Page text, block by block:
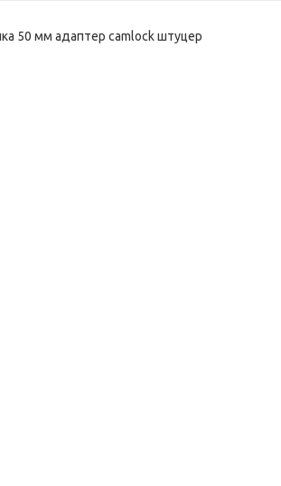
50 мм адаптер camlock штуцер